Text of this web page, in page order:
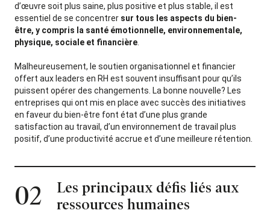
d’œuvre soit plus saine, plus positive et plus stable, il est
essentiel de se concentrer sur tous les aspects du bien-
être, y compris la santé émotionnelle, environnementale,
physique, sociale et financière
Malheureusement, le soutien organisationnel et financier
offert aux leaders en RH est souvent insuffisant pour qu’ils
puissent opérer des changements. La bonne nouvelle? Les
entreprises qui ont mis en place avec succès des initiatives
en faveur du bien-être font état d’une plus grande
satisfaction au travail, d’un environnement de travail plus
positif, d’une productivité accrue et d’une meilleure rétention.
02
Les principaux défis liés aux
ressources humaines